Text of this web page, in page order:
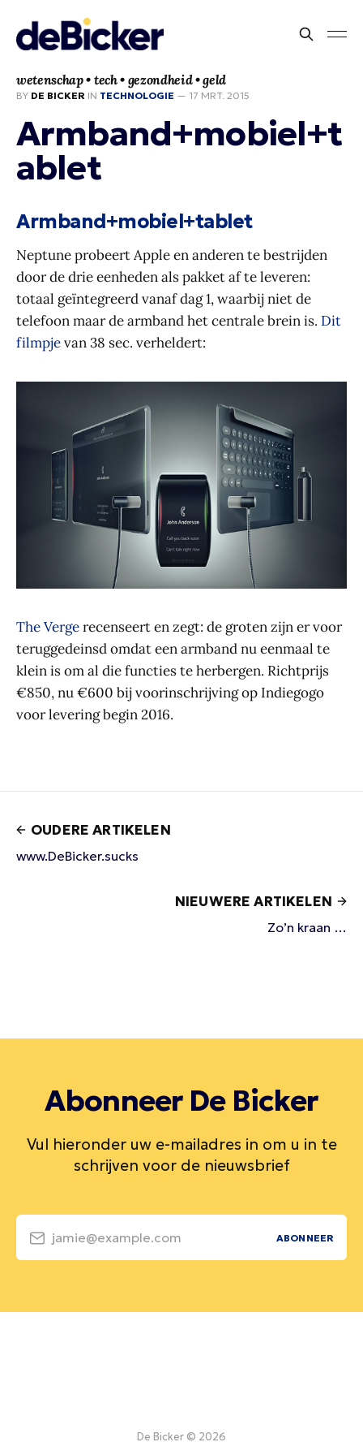
wetenschap • tech • gezondheid • geld
BY DE BICKER IN TECHNOLOGIE — 17 MRT. 2015
Armband+mobiel+t
ablet
Armband+mobiel+tablet
Neptune probeert Apple en anderen te bestrijden
door de drie eenheden als pakket af te leveren:
totaal geïntegreerd vanaf dag 1, waarbij niet de
telefoon maar de armband het centrale brein is. Dit
filmpjevan 38 sec. verheldert:
The Vergerecenseert en zegt: de groten zijn er voor
teruggedeinsd omdat een armband nu eenmaal te
klein is om al die functies te herbergen. Richtprijs
€850, nu €600 bij voorinschrijving op Indiegogo
voor levering begin 2016.
OUDERE ARTIKELEN
www.DeBicker.sucks
NIEUWERE ARTIKELEN
Zo’n kraan …
Abonneer De Bicker
Vul hieronder uw e-mailadres in om u in te
schrijven voor de nieuwsbrief
jamie@example.com ABONNEER
De Bicker © 2026